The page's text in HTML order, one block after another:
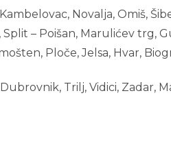
Novalja, Omiš,
– Poišan, Marulićev
Ploče, Jelsa, Hvar,
Trilj, Vidici, Zadar,